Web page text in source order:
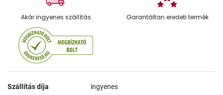
Akár ingyenes szállítás Garantáltan eredeti termék
Szállítás díja ingyenes